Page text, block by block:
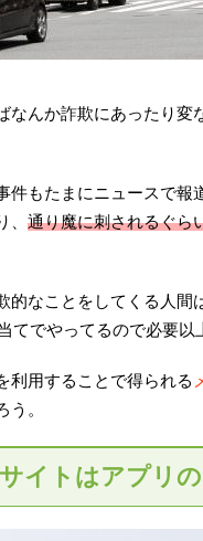
なんか詐欺にあったり変
件もたまにニュースで
通り魔に刺されるぐら
的なことをしてくる人間
てでやってるので必要以
利用することで得られる
う。
イトはアプリ